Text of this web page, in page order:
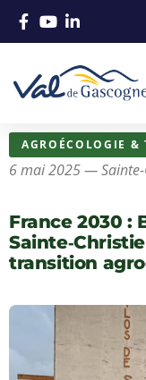
AGROÉCOLOGIE &
6 mai 2025 — Sainte-
France 2030 :
transition